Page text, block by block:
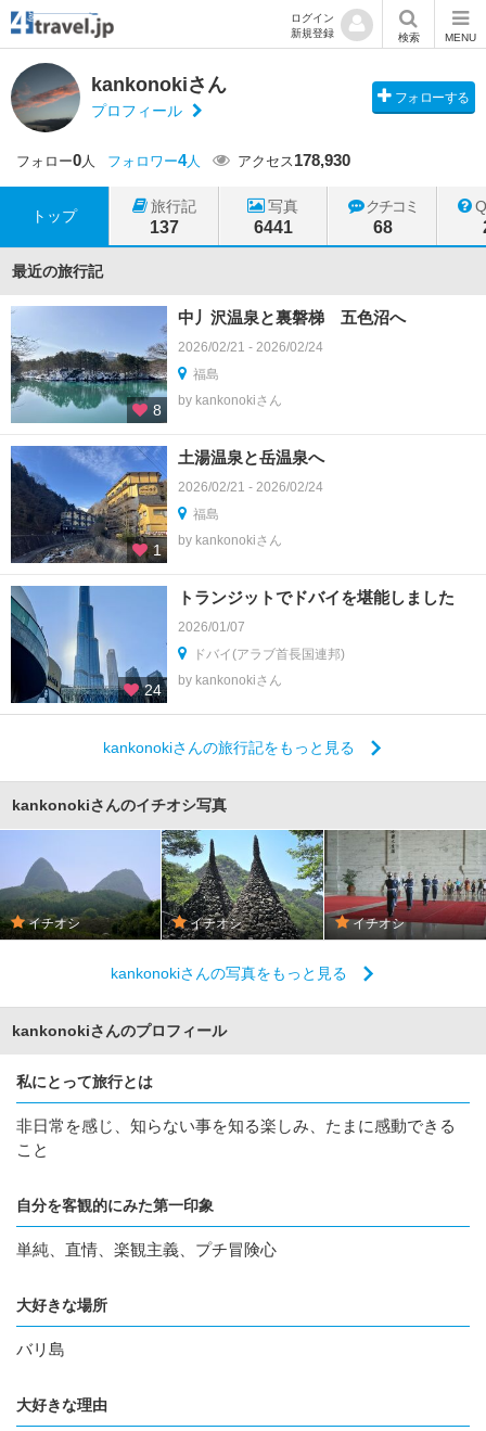
ログイン
新規登録
検索 MENU
kankonokiさん
プロフィール
フォローする
フォロー0人 フォロワー4人 アクセス178,930
トップ
旅行記
137
写真
6441
クチコミ
68
最近の旅行記
8
中丿沢温泉と裏磐梯 五色沼へ
2026/02/21 - 2026/02/24
福島
by kankonokiさん
1
土湯温泉と岳温泉へ
2026/02/21 - 2026/02/24
福島
by kankonokiさん
24
トランジットでドバイを堪能しました
2026/01/07
ドバイ(アラブ首長国連邦)
by kankonokiさん
kankonokiさんの旅行記をもっと見る
kankonokiさんのイチオシ写真
イチオシ イチオシ イチオシ
kankonokiさんの写真をもっと見る
kankonokiさんのプロフィール
私にとって旅行とは
非日常を感じ、知らない事を知る楽しみ、たまに感動できる
こと
自分を客観的にみた第一印象
単純、直情、楽観主義、プチ冒険心
大好きな場所
バリ島
大好きな理由